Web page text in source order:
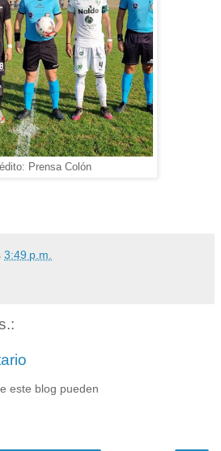
Prensa Colón
3:49 p.m.
este blog pueden